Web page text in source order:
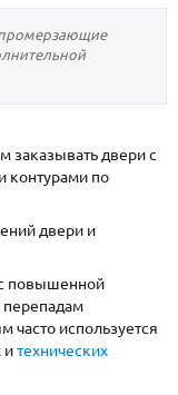
заказывать двери с
контурами по
двери и
повышенной
часто используется
итехнических